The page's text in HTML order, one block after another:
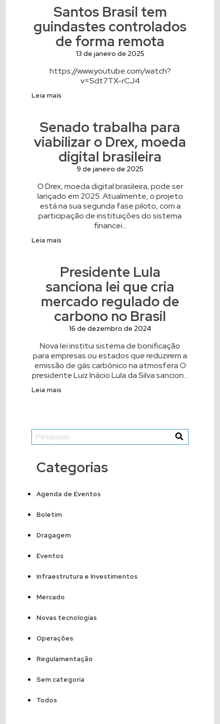
Santos Brasil tem
guindastes controlados
de forma remota
13 de janeiro de 2025
https://www.youtube.com/watch?
v=Sdt7TX-rCJ4
Leia mais
Senado trabalha para
viabilizar o Drex, moeda
digital brasileira
9 de janeiro de 2025
O Drex, moeda digital brasileira, pode ser
lançado em 2025. Atualmente, o projeto
está na sua segunda fase piloto, com a
participação de instituições do sistema
financei...
Leia mais
Presidente Lula
sanciona lei que cria
mercado regulado de
carbono no Brasil
16 de dezembro de 2024
Nova lei institui sistema de bonificação
para empresas ou estados que reduzirem a
emissão de gás carbônico na atmosfera O
presidente Luiz Inácio Lula da Silva sancion...
Leia mais
Categorias
Agenda de Eventos
Boletim
Dragagem
Eventos
Infraestrutura e Investimentos
Mercado
Novas tecnologias
Operações
Regulamentação
Sem categoria
Todos